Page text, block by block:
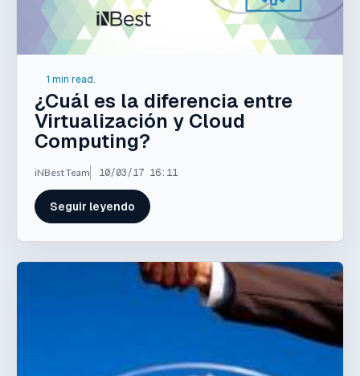
1 min read.
¿Cuál es la diferencia entre
Virtualización y Cloud
Computing?
iNBest Team 10/03/17 16:11
Seguir leyendo